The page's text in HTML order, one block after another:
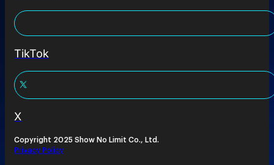
TikTok
X
Copyright 2025 Show No Limit Co., Ltd.
Privacy Policy